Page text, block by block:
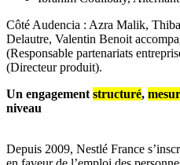
Côté Audencia : Azra Malik,
Delautre, Valentin Benoit
(Responsable partenariats
(Directeur produit).
Un engagement structuré,
niveau
Depuis 2009, Nestlé France